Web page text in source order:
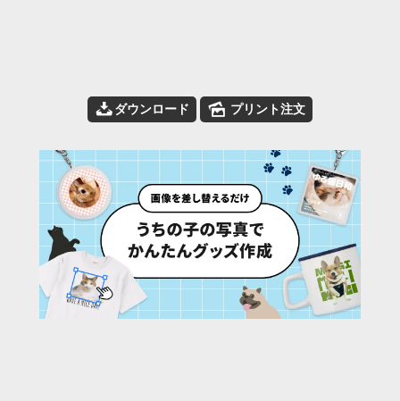
📥ダウンロード 🌄 プリント注文